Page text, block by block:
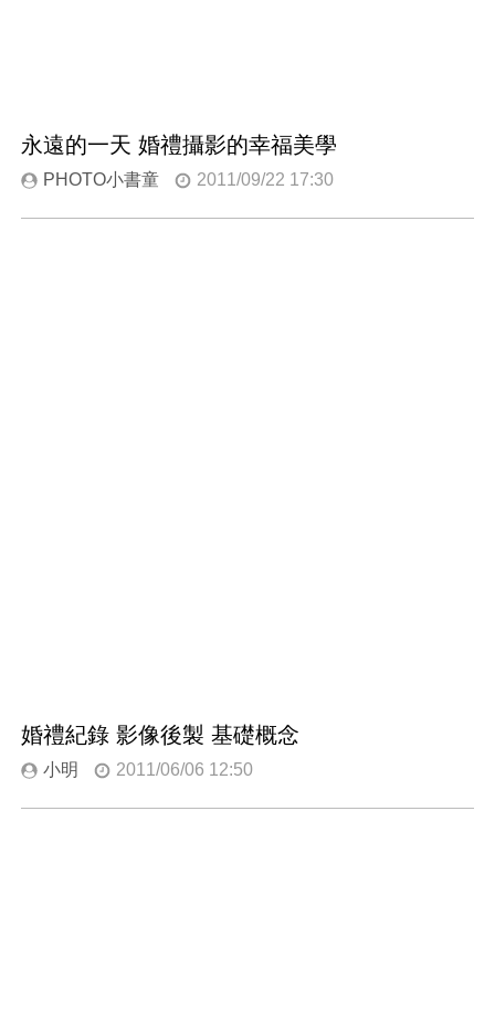
永遠的一天 婚禮攝影的幸福美學
PHOTO小書童 2011/09/22 17:30
婚禮紀錄 影像後製 基礎概念
小明 2011/06/06 12:50